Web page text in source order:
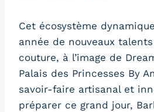
Cet écosystème
année de nouveaux
couture, à l’image de
Palais des Princesses By
savoir-faire artisanal et
préparer ce grand jour,